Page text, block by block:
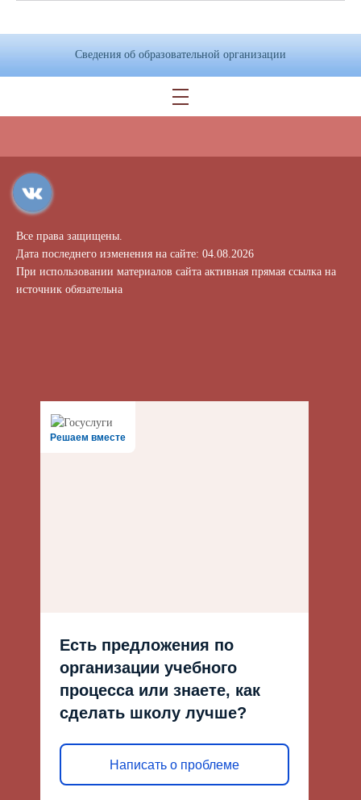
Сведения об образовательной организации
Все права защищены.
Дата последнего изменения на сайте: 04.08.2026
При использовании материалов сайта активная прямая ссылка на
источник обязательна
Решаем вместе
Есть предложения по
организации учебного
процесса или знаете, как
сделать школу лучше?
Написать о проблеме